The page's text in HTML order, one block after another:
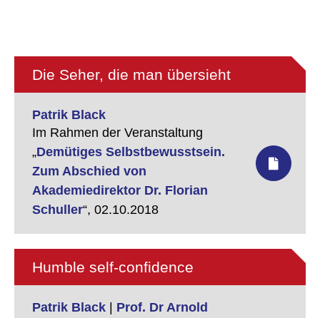
Die Seher, die man übersieht
Patrik Black
Im Rahmen der Veranstaltung
„Demütiges Selbstbewusstsein.
Zum Abschied von
Akademiedirektor Dr. Florian
Schuller“, 02.10.2018
Humble self-confidence
Patrik Black
Prof. Dr Arnold